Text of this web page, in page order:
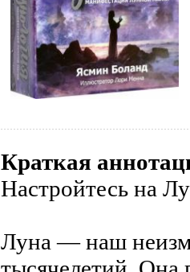
Краткая
Настройтесь на
Луна — наш